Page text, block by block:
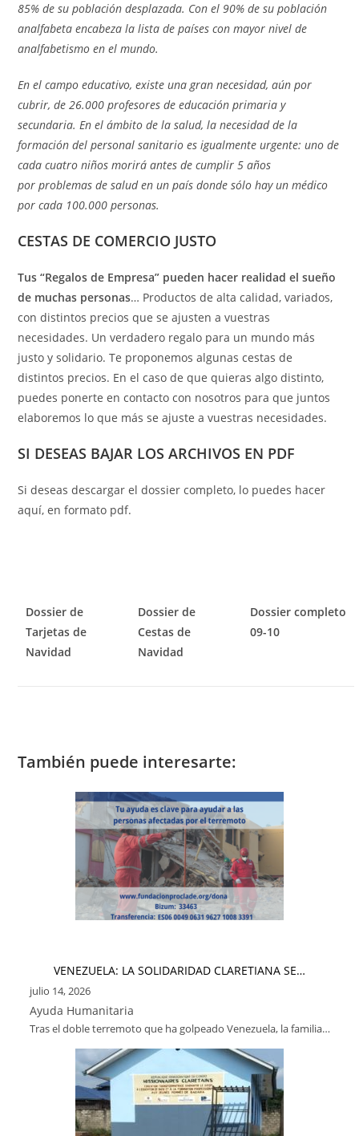
85% de su población desplazada. Con el 90% de su población
analfabeta encabeza la lista de países con mayor nivel de
analfabetismo en el mundo.
En el campo educativo, existe una gran necesidad, aún por
cubrir, de 26.000 profesores de educación primaria y
secundaria. En el ámbito de la salud, la necesidad de la
formación del personal sanitario es igualmente urgente: uno de
cada cuatro niños morirá antes de cumplir 5 años
por problemas de salud en un país donde sólo hay un médico
por cada 100.000 personas.
CESTAS DE COMERCIO JUSTO
Tus “Regalos de Empresa” pueden hacer realidad el sueño
de muchas personas… Productos de alta calidad, variados,
con distintos precios que se ajusten a vuestras
necesidades. Un verdadero regalo para un mundo más
justo y solidario. Te proponemos algunas cestas de
distintos precios. En el caso de que quieras algo distinto,
puedes ponerte en contacto con nosotros para que juntos
elaboremos lo que más se ajuste a vuestras necesidades.
SI DESEAS BAJAR LOS ARCHIVOS EN PDF
Si deseas descargar el dossier completo, lo puedes hacer
aquí, en formato pdf.
Dossier de
Tarjetas de
Navidad
Dossier de
Cestas de
Navidad
Dossier completo
09-10
También puede interesarte:
VENEZUELA: LA SOLIDARIDAD CLARETIANA SE…
julio 14, 2026
Ayuda Humanitaria
Tras el doble terremoto que ha golpeado Venezuela, la familia…